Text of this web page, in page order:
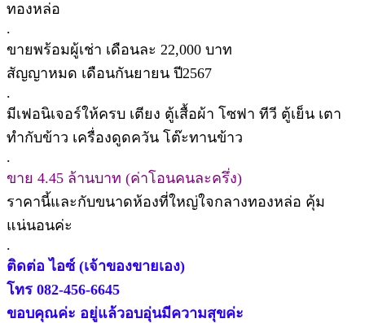
ทองหล่อ
.
ขายพร้อมผู้เช่า เดือนละ 22,000 บาท
สัญญาหมด เดือนกันยายน ปี2567
.
มีเฟอนิเจอร์ให้ครบ เตียง ตู้เสื้อผ้า โซฟา ทีวี ตู้เย็น เตา
ทำกับข้าว เครื่องดูดควัน โต๊ะทานข้าว
.
ขาย 4.45 ล้านบาท (ค่าโอนคนละครึ่ง)
ราคานี้และกับขนาดห้องที่ใหญ่ใจกลางทองหล่อ คุ้ม
แน่นอนค่ะ
.
ติดต่อ ไอซ์ (เจ้าของขายเอง)
โทร 082-456-6645
ขอบคุณค่ะ อยู่แล้วอบอุ่นมีความสุขค่ะ